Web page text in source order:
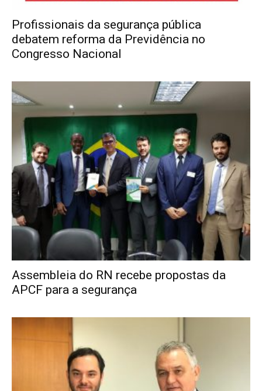
Profissionais da segurança pública
debatem reforma da Previdência no
Congresso Nacional
Assembleia do RN recebe propostas da
APCF para a segurança